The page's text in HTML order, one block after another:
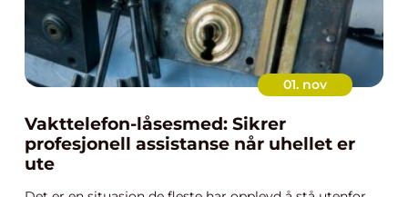
01. nov
Vakttelefon-låsesmed: Sikrer
profesjonell assistanse når uhellet er
ute